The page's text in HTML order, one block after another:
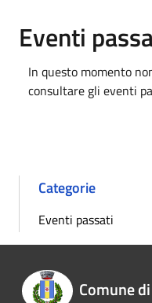
Eventi
In questo momento
consultare gli eventi
Categorie
Eventi passati
Comune